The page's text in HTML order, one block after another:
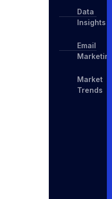
Data
Insights
Email
Marketing
Market
Trends